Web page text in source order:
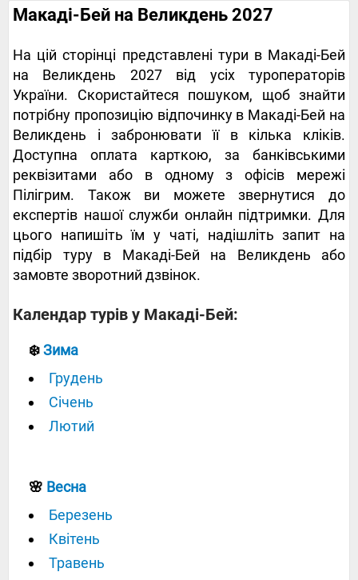
Макаді-Бей на Великдень 2027
На цій сторінці представлені тури в Макаді-Бей
на Великдень 2027 від усіх туроператорів
України. Скористайтеся пошуком, щоб знайти
потрібну пропозицію відпочинку в Макаді-Бей на
Великдень і забронювати її в кілька кліків.
Доступна оплата карткою, за банківськими
реквізитами або в одному з офісів мережі
Пілігрим. Також ви можете звернутися до
експертів нашої служби онлайн підтримки. Для
цього напишіть їм у чаті, надішліть запит на
підбір туру в Макаді-Бей на Великдень або
замовте зворотний дзвінок.
Календар турів у Макаді-Бей:
❄️Зима
Грудень
Січень
Лютий
🌸 Весна
Березень
Квітень
Травень